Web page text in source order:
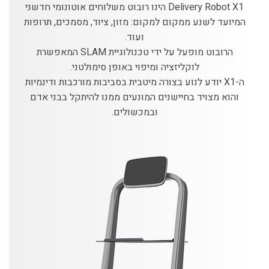
Delivery Robot X1 הינו רובוט משלוחים אוטונומי חדשני
המיועד לשנע ממקום למקום: מזון, ציוד, מסמכים, תרופות
ועוד.
הרובוט מופעל על ידי טכנולוגיית SLAM המאפשרת
לוקליזציה ומיפוי באופן סימולטני.
ה-X1 יודע לנוע בצורה מיטבית בסביבות מורכבות ודינמיות
והוא מצויד בחיישנים המונעים ממנו להיתקל בבני אדם
ובמכשולים.